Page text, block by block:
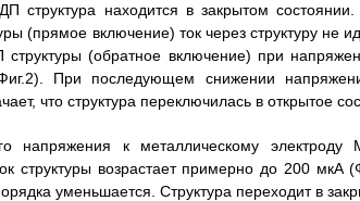
структура находится в закрытом
(прямое включение) ток через структуру не
(обратное включение) при
При последующем снижении
что структура переключилась в открытое
напряжения к металлическому
структуры возрастает примерно до 200
уменьшается. Структура переходит в